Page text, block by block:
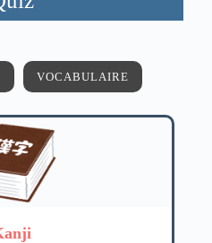
VOCABULAIRE